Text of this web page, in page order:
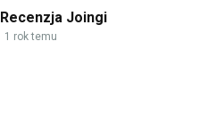
Recenzja Joingi
1 rok temu